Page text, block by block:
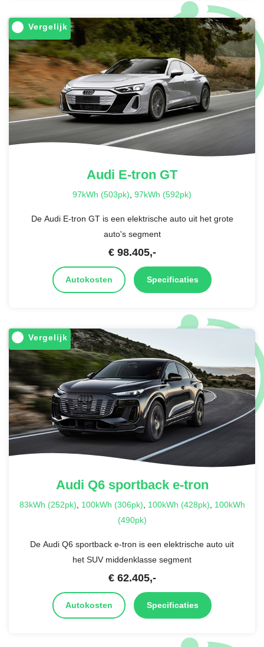
Vergelijk
Audi E-tron GT
97kWh (503pk), 97kWh (592pk)
De Audi E-tron GT is een elektrische auto uit het grote
auto's segment
€ 98.405,-
Autokosten Specificaties
Vergelijk
Audi Q6 sportback e-tron
83kWh (252pk), 100kWh (306pk), 100kWh (428pk), 100kWh
(490pk)
De Audi Q6 sportback e-tron is een elektrische auto uit
het SUV middenklasse segment
€ 62.405,-
Autokosten Specificaties